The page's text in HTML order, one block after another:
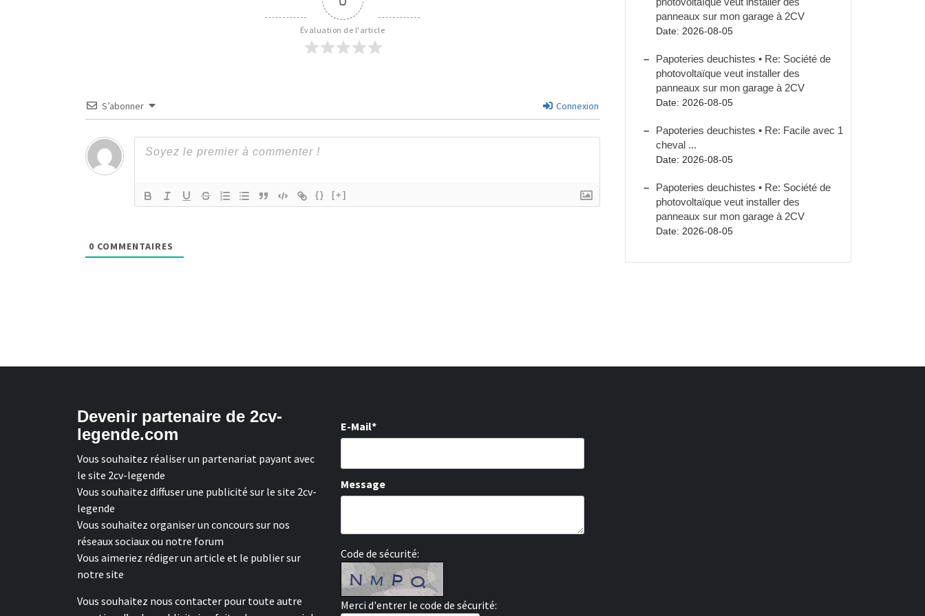
Évaluation de l'article
S’abonner Connexion
{} [+]
0 COMMENTAIRES
panneaux sur mon garage à 2CV
Date: 2026-08-05
Papoteries deuchistes • Re: Société de
photovoltaïque veut installer des
panneaux sur mon garage à 2CV
Date: 2026-08-05
Papoteries deuchistes • Re: Facile avec 1
cheval ...
Date: 2026-08-05
Papoteries deuchistes • Re: Société de
photovoltaïque veut installer des
panneaux sur mon garage à 2CV
Date: 2026-08-05
Devenir partenaire de 2cv-
legende.com
Vous souhaitez réaliser un partenariat payant avec
le site 2cv-legende
Vous souhaitez diffuser une publicité sur le site 2cv-
legende
Vous souhaitez organiser un concours sur nos
réseaux sociaux ou notre forum
Vous aimeriez rédiger un article et le publier sur
notre site
Vous souhaitez nous contacter pour toute autre
E-Mail*
Message
Code de sécurité:
Merci d'entrer le code de sécurité: